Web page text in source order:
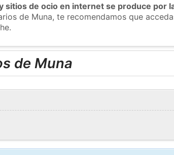
sitios de ocio en internet se produce por
de Muna, te recomendamos que
de Muna